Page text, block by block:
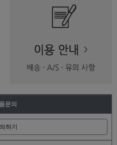
문의
하기